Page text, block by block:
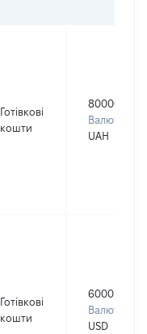
Готівкові
кошти
80000
Валюта:
UAH
Готівкові
кошти
6000
Валюта:
USD